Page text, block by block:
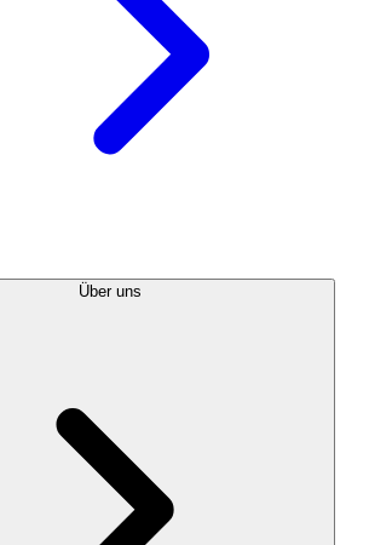
Über uns